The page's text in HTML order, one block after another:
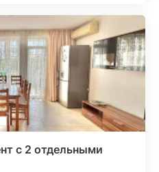
с 2 отдельными